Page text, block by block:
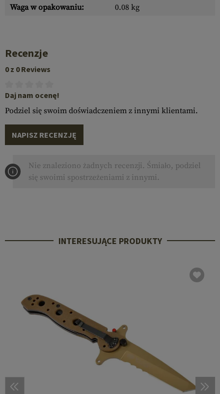
Waga w opakowaniu:
0.08 kg
Recenzje
0 z 0 Reviews
Daj nam ocenę!
Podziel się swoim doświadczeniem z innymi klientami.
NAPISZ RECENZJĘ
Nie znaleziono żadnych recenzji. Śmiało, podziel
się swoimi spostrzeżeniami z innymi.
INTERESUJĄCE PRODUKTY